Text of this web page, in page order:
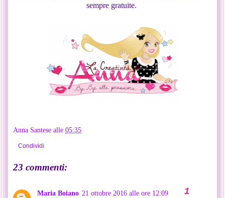
sempre gratuite.
Anna Santese alle 05:35
Condividi
23 commenti:
Maria Boiano 21 ottobre 2016 alle ore 12:09